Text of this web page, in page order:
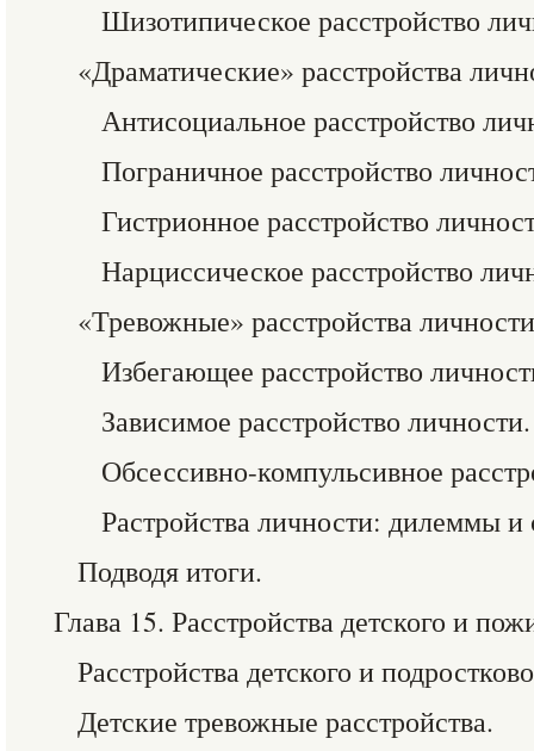
Шизотипическое расстройство
«Драматические» расстройства
Антисоциальное расстройство
Пограничное расстройство
Гистрионное расстройство
Нарциссическое расстройство
«Тревожные» расстройства
Избегающее расстройство
Зависимое расстройство личности.
Обсессивно-компульсивное
Растройства личности: дилеммы
Подводя итоги.
Глава 15. Расстройства детского и
Расстройства детского и
Детские тревожные расстройства.